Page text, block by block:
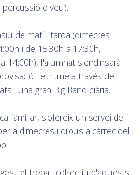
percussió o veu).
de matí i tarda (dimecres i
i de 15:30h a 17:30h, i
14:00h), l'alumnat s'endinsarà
i el ritme a través de
i una gran Big Band diària.
familiar, s'ofereix un servei de
a dimecres i dijous a càrrec del
i el treball col·lectiu d'aquests